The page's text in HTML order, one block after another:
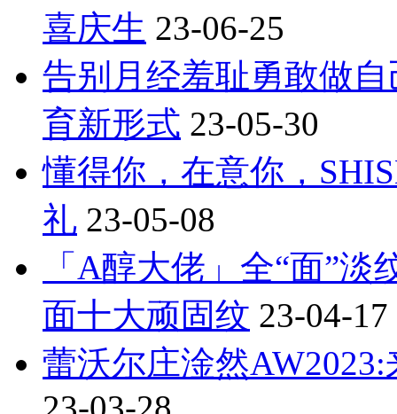
喜庆生 23-06-25
告别月经羞耻勇敢做
育新形式 23-05-30
懂得你，在意你，
礼 23-05-08
「A醇大佬」全“面”
面十大顽固纹 23-04-17
蕾沃尔庄淦然